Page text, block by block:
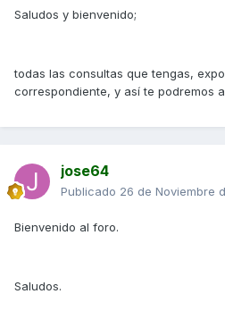
Saludos y bienvenido;
todas las consultas que tengas,
correspondiente, y así te podremos
jose64
Publicado 26 de Noviembre
Bienvenido al foro.
Saludos.